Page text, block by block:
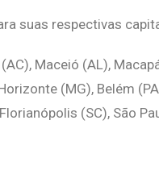
suas respectivas
Maceió (AL),
(MG), Belém
(SC), São